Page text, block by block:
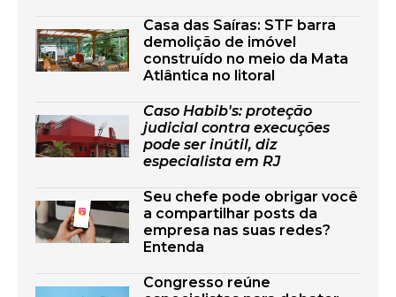
Casa das Saíras: STF barra
demolição de imóvel
construído no meio da Mata
Atlântica no litoral
Caso Habib's: proteção
judicial contra execuções
pode ser inútil, diz
especialista em RJ
Seu chefe pode obrigar você
a compartilhar posts da
empresa nas suas redes?
Entenda
Congresso reúne